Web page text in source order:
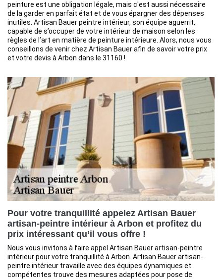
peinture est une obligation légale, mais c'est aussi nécessaire
de la garder en parfait état et de vous épargner des dépenses
inutiles. Artisan Bauer peintre intérieur, son équipe aguerrit,
capable de s’occuper de votre intérieur de maison selon les
règles de l’art en matière de peinture intérieure. Alors, nous vous
conseillons de venir chez Artisan Bauer afin de savoir votre prix
et votre devis à Arbon dans le 31160 !
Pour votre tranquillité appelez Artisan Bauer
artisan-peintre intérieur à Arbon et profitez du
prix intéressant qu’il vous offre !
Nous vous invitons à faire appel Artisan Bauer artisan-peintre
intérieur pour votre tranquillité à Arbon. Artisan Bauer artisan-
peintre intérieur travaille avec des équipes dynamiques et
compétentes trouve des mesures adaptées pour pose de